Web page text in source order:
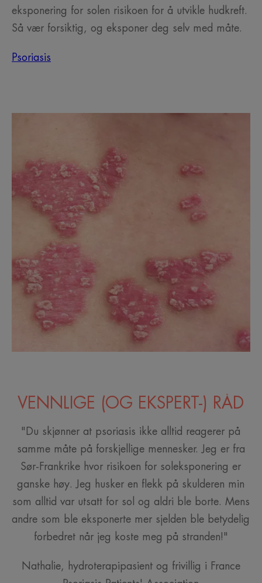
eksponering for solen risikoen for å utvikle hudkreft.
Så vær forsiktig, og eksponer deg selv med måte.
Psoriasis
VENNLIGE (OG EKSPERT-) RÅD
"Du skjønner at psoriasis ikke alltid reagerer på
samme måte på forskjellige mennesker. Jeg er fra
Sør-Frankrike hvor risikoen for soleksponering er
ganske høy. Jeg husker en flekk på skulderen min
som alltid var utsatt for sol og aldri ble borte. Mens
andre som ble eksponerte mer sjelden ble betydelig
forbedret når jeg koste meg på stranden!"
Nathalie, hydroterapipasient og frivillig i France